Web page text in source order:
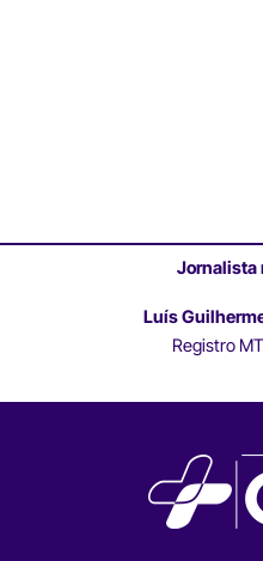
Jornalista
Luís
Registro